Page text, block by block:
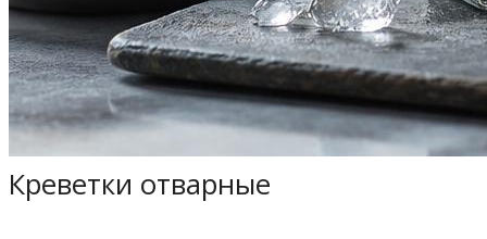
Креветки отварные